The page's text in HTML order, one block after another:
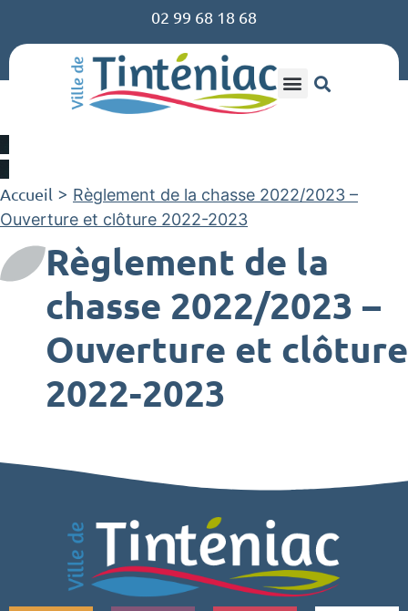
02 99 68 18 68
Accueil > Règlement de la chasse 2022/2023 –
Ouverture et clôture 2022-2023
Règlement de la
chasse 2022/2023 –
Ouverture et clôture
2022-2023